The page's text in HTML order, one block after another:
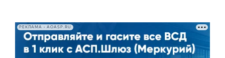
РЕКЛАМА • AOASP.RU